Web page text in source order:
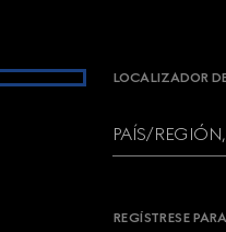
LOCALIZADOR
PAÍS/
REGÍSTRESE